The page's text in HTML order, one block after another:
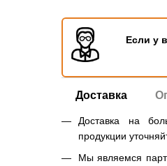
Если у
Доставка
Доставка на
продукции
Мы являемся